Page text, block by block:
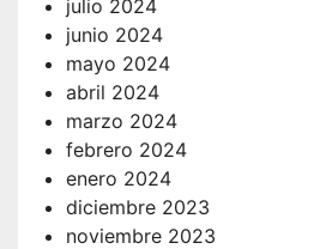
julio 2024
junio 2024
mayo 2024
abril 2024
marzo 2024
febrero 2024
enero 2024
diciembre 2023
noviembre 2023